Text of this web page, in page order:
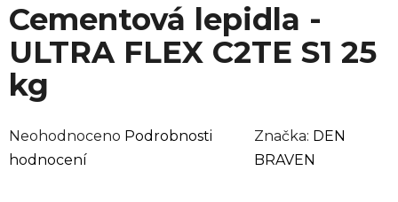
Cementová lepidla -
ULTRA FLEX C2TE S1 25
kg
Průměrné
hodnocení
Neohodnoceno Podrobnosti
hodnocení
Značka: DEN
BRAVEN